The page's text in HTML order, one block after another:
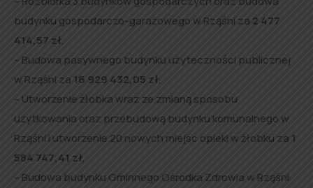
budynku gospodarczo-garażowego w Rząśni za 2 477
414,57 zł,
– Budowa pasywnego budynku użyteczności publicznej
w Rząśni za 16 929 432,05 zł,
– Utworzenie żłobka wraz ze zmianą sposobu
użytkowania oraz przebudową budynku komunalnego w
Rząśni i utworzenie 20 nowych miejsc opieki w żłobku za 1
584 747,41 zł,
– Budowa budynku Gminnego Ośrodka Zdrowia w Rząśni